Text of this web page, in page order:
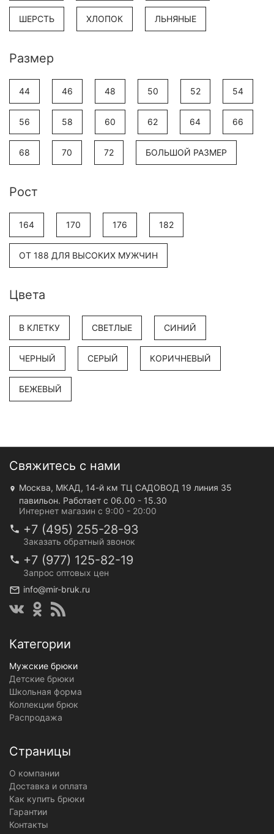
ШЕРСТЬ ХЛОПОК ЛЬНЯНЫЕ
Размер
44 46 48 50 52 54
56 58 60 62 64 66
68 70 72 БОЛЬШОЙ РАЗМЕР
Рост
164 170 176 182
ОТ 188 ДЛЯ ВЫСОКИХ МУЖЧИН
Цвета
В КЛЕТКУ СВЕТЛЫЕ СИНИЙ
ЧЕРНЫЙ СЕРЫЙ КОРИЧНЕВЫЙ
БЕЖЕВЫЙ
Свяжитесь с нами
Москва, МКАД, 14-й км ТЦ САДОВОД 19 линия 35
павильон. Работает с 06.00 - 15.30
Интернет магазин с 9:00 - 20:00
+7 (495) 255-28-93
Заказать обратный звонок
+7 (977) 125-82-19
Запрос оптовых цен
info@mir-bruk.ru
Категории
Мужские брюки
Детские брюки
Школьная форма
Коллекции брюк
Распродажа
Страницы
О компании
Доставка и оплата
Как купить брюки
Гарантии
Контакты